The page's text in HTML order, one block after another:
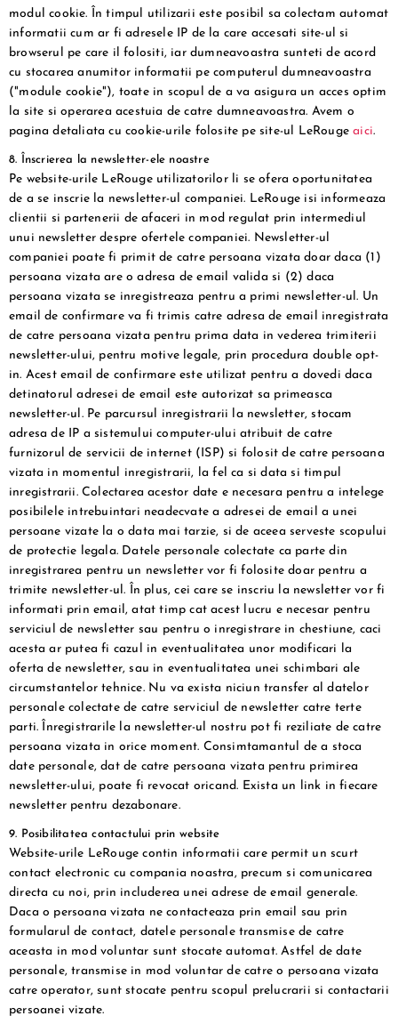
modul cookie. În timpul utilizarii este posibil sa colectam automat
informatii cum ar fi adresele IP de la care accesati site-ul si
browserul pe care il folositi, iar dumneavoastra sunteti de acord
cu stocarea anumitor informatii pe computerul dumneavoastra
("module cookie"), toate in scopul de a va asigura un acces optim
la site si operarea acestuia de catre dumneavoastra. Avem o
pagina detaliata cu cookie-urile folosite pe site-ul LeRougeaici.
8. Înscrierea la newsletter-ele noastre
Pe website-urile LeRouge utilizatorilor li se ofera oportunitatea
de a se inscrie la newsletter-ul companiei. LeRouge isi informeaza
clientii si partenerii de afaceri in mod regulat prin intermediul
unui newsletter despre ofertele companiei. Newsletter-ul
companiei poate fi primit de catre persoana vizata doar daca (1)
persoana vizata are o adresa de email valida si (2) daca
persoana vizata se inregistreaza pentru a primi newsletter-ul. Un
email de confirmare va fi trimis catre adresa de email inregistrata
de catre persoana vizata pentru prima data in vederea trimiterii
newsletter-ului, pentru motive legale, prin procedura double opt-
in. Acest email de confirmare este utilizat pentru a dovedi daca
detinatorul adresei de email este autorizat sa primeasca
newsletter-ul. Pe parcursul inregistrarii la newsletter, stocam
adresa de IP a sistemului computer-ului atribuit de catre
furnizorul de servicii de internet (ISP) si folosit de catre persoana
vizata in momentul inregistrarii, la fel ca si data si timpul
inregistrarii. Colectarea acestor date e necesara pentru a intelege
posibilele intrebuintari neadecvate a adresei de email a unei
persoane vizate la o data mai tarzie, si de aceea serveste scopului
de protectie legala. Datele personale colectate ca parte din
inregistrarea pentru un newsletter vor fi folosite doar pentru a
trimite newsletter-ul. În plus, cei care se inscriu la newsletter vor fi
informati prin email, atat timp cat acest lucru e necesar pentru
serviciul de newsletter sau pentru o inregistrare in chestiune, caci
acesta ar putea fi cazul in eventualitatea unor modificari la
oferta de newsletter, sau in eventualitatea unei schimbari ale
circumstantelor tehnice. Nu va exista niciun transfer al datelor
personale colectate de catre serviciul de newsletter catre terte
parti. Înregistrarile la newsletter-ul nostru pot fi reziliate de catre
persoana vizata in orice moment. Consimtamantul de a stoca
date personale, dat de catre persoana vizata pentru primirea
newsletter-ului, poate fi revocat oricand. Exista un link in fiecare
newsletter pentru dezabonare.
9. Posibilitatea contactului prin website
Website-urile LeRouge contin informatii care permit un scurt
contact electronic cu compania noastra, precum si comunicarea
directa cu noi, prin includerea unei adrese de email generale.
Daca o persoana vizata ne contacteaza prin email sau prin
formularul de contact, datele personale transmise de catre
aceasta in mod voluntar sunt stocate automat. Astfel de date
personale, transmise in mod voluntar de catre o persoana vizata
catre operator, sunt stocate pentru scopul prelucrarii si contactarii
persoanei vizate.